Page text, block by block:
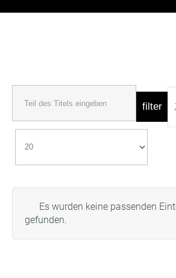
INFO
filter
Es wurden keine passenden
gefunden.